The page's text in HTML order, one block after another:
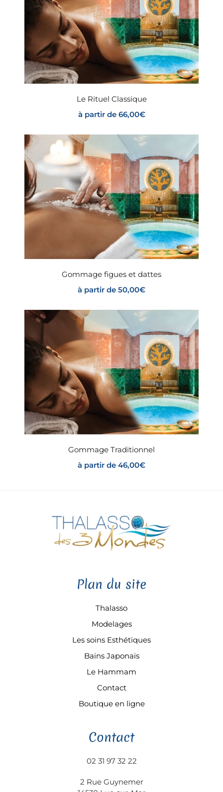
Le Rituel Classique
à partir de 66,00€
Gommage figues et dattes
à partir de 50,00€
Gommage Traditionnel
à partir de 46,00€
Plan du site
Thalasso
Modelages
Les soins Esthétiques
Bains Japonais
Le Hammam
Contact
Boutique en ligne
Contact
02 31 97 32 22
2 Rue Guynemer